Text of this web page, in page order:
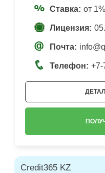
Ставка: от 1%
Лицензия:
Почта:
Телефон: +7-
Credit365 KZ